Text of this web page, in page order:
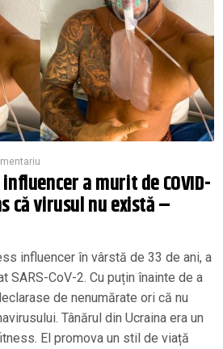
a murit de COVID-
că virusul nu există –
influencer în vârstă de 33 de ani, a
SARS-CoV-2. Cu puțin înainte de a
de nenumărate ori că nu
Tânărul din Ucraina era un
El promova un stil de viață